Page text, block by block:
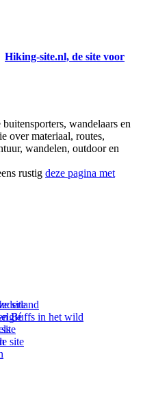
Hiking-site.nl, de site voor
wandelaars en
over materiaal, routes,
wandelen, outdoor en
rustig deze pagina met
site
Buffs in het wild
site